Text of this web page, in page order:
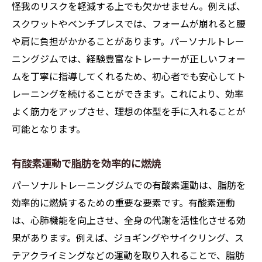
怪我のリスクを軽減する上でも欠かせません。例えば、
スクワットやベンチプレスでは、フォームが崩れると腰
や肩に負担がかかることがあります。パーソナルトレー
ニングジムでは、経験豊富なトレーナーが正しいフォー
ムを丁寧に指導してくれるため、初心者でも安心してト
レーニングを続けることができます。これにより、効率
よく筋力をアップさせ、理想の体型を手に入れることが
可能となります。
有酸素運動で脂肪を効率的に燃焼
パーソナルトレーニングジムでの有酸素運動は、脂肪を
効率的に燃焼するための重要な要素です。有酸素運動
は、心肺機能を向上させ、全身の代謝を活性化させる効
果があります。例えば、ジョギングやサイクリング、ス
テアクライミングなどの運動を取り入れることで、脂肪